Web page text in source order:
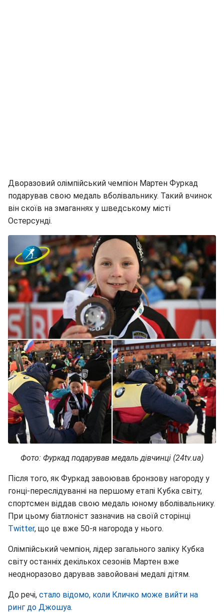
Дворазовий олімпійський чемпіон Мартен Фуркад
подарував свою медаль вболівальнику. Такий вчинок
він скоїв на змаганнях у шведському місті
Остерсунді.
Фото: Фуркад подарував медаль дівчинці (24tv.ua)
Після того, як Фуркад завоював бронзову нагороду у
гонці-переслідуванні на першому етапі Кубка світу,
спортсмен віддав свою медаль юному вболівальнику.
При цьому біатлоніст зазначив на своїй сторінці
Twitter, що це вже 50-я нагорода у нього.
Олімпійський чемпіон, лідер загального заліку Кубка
світу останніх декількох сезонів Мартен вже
неодноразово дарував завойовані медалі дітям.
До речі, стало відомо, коли Кличко може вийти на
ринг до Джошуа.